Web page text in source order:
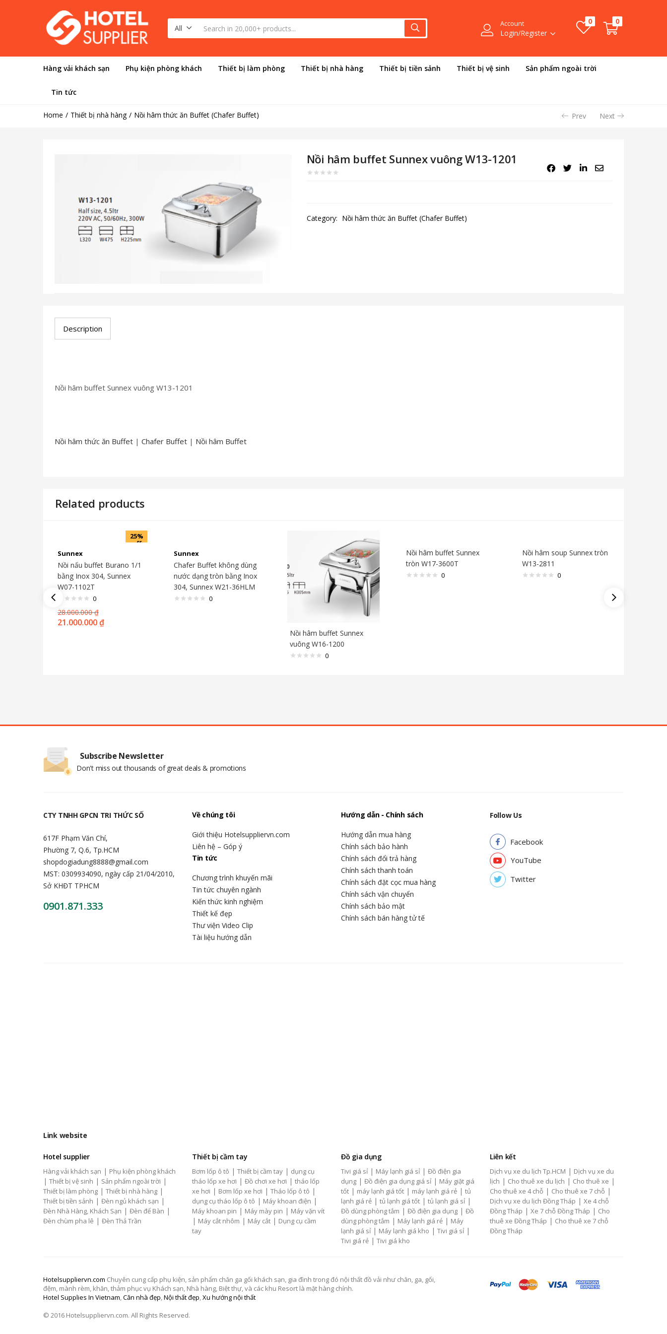
All
Account
Login/Register
0 0
Hàng vải khách sạn Phụ kiện phòng khách Thiết bị làm phòng Thiết bị nhà hàng Thiết bị tiền sảnh Thiết bị vệ sinh Sản phẩm ngoài trời
Tin tức
Home Thiết bị nhà hàng Nồi hâm thức ăn Buffet (Chafer Buffet) Prev Next
Nồi hâm buffet Sunnex vuông W13-1201
Category: Nồi hâm thức ăn Buffet (Chafer Buffet)
Description
Nồi hâm buffet Sunnex vuông W13-1201
Nồi hâm thức ăn Buffet | Chafer Buffet | Nồi hâm Buffet
Related products
25%
off
Sunnex
Nồi nấu buffet Burano 1/1
bằng Inox 304, Sunnex
W07-1102T
0
28.000.000₫
21.000.000₫
Sunnex
Chafer Buffet không dùng
nước dạng tròn bằng Inox
304, Sunnex W21-36HLM
0
Nồi hâm buffet Sunnex
vuông W16-1200
0
Nồi hâm buffet Sunnex
tròn W17-3600T
0
Nồi hâm soup Sunnex tròn
W13-2811
0
Subscribe Newsletter
Don't miss out thousands of great deals & promotions
CTY TNHH GPCN TRI THỨC SỐ
617F Phạm Văn Chí,
Phường 7, Q.6, Tp.HCM
shopdogiadung8888@gmail.com
MST: 0309934090, ngày cấp 21/04/2010,
Sở KHĐT TPHCM
0901.871.333
Về chúng tôi
Giới thiệu Hotelsuppliervn.com
Liên hệ – Góp ý
Tin tức
Chương trình khuyến mãi
Tin tức chuyên ngành
Kiến thức kinh nghiệm
Thiết kế đẹp
Thư viện Video Clip
Tài liệu hướng dẫn
Hướng dẫn - Chính sách
Hướng dẫn mua hàng
Chính sách bảo hành
Chính sách đổi trả hàng
Chính sách thanh toán
Chính sách đặt cọc mua hàng
Chính sách vận chuyển
Chính sách bảo mật
Chính sách bán hàng tử tế
Follow Us
Facebook
YouTube
Twitter
Link website
Hotel supplier
Hàng vải khách sạn | Phụ kiện phòng khách
| Thiết bị vệ sinh | Sản phẩm ngoài trời |
Thiết bị làm phòng | Thiết bị nhà hàng |
Thiết bị tiền sảnh | Đèn ngủ khách sạn |
Đèn Nhà Hàng, Khách Sạn | Đèn để Bàn |
Đèn chùm pha lê | Đèn Thả Trần
Thiết bị cầm tay
Bơm lốp ô tô | Thiết bị cầm tay | dụng cụ
tháo lốp xe hơi | Đồ chơi xe hơi | tháo lốp
xe hơi | Bơm lốp xe hơi | Tháo lốp ô tô |
dụng cụ tháo lốp ô tô | Máy khoan điện |
Máy khoan pin | Máy mày pin | Máy vặn vít
| Máy cắt nhôm | Máy cắt | Dụng cụ cầm
tay
Đồ gia dụng
Tivi giá sỉ | Máy lạnh giá sỉ | Đồ điện gia
dụng | Đồ điện gia dụng giá sỉ | Máy giặt giá
tốt | máy lạnh giá tốt | máy lạnh giá rẻ | tủ
lạnh giá rẻ | tủ lạnh giá tốt | tủ lạnh giá sỉ |
Đồ dùng phòng tắm | Đồ điện gia dụng | Đồ
dùng phòng tắm | Máy lạnh giá rẻ | Máy
lạnh giá sỉ | Máy lạnh giá kho | Tivi giá sỉ |
Tivi giá rẻ | Tivi giá kho
Liên kết
Dịch vụ xe du lịch Tp.HCM | Dịch vụ xe du
lịch | Cho thuê xe du lịch | Cho thuê xe |
Cho thuê xe 4 chỗ | Cho thuê xe 7 chỗ |
Dịch vụ xe du lịch Đồng Tháp | Xe 4 chỗ
Đồng Tháp | Xe 7 chỗ Đồng Tháp | Cho
thuê xe Đồng Tháp | Cho thuê xe 7 chỗ
Đồng Tháp
Hotelsuppliervn.com Chuyên cung cấp phụ kiện, sản phẩm chăn ga gối khách sạn, gia đình trong đó nội thất đồ vải như chăn, ga, gối,
đệm, mành rèm, khăn, thảm phục vụ Khách sạn, Nhà hàng, Biệt thự, và các khu Resort là mặt hàng chính.
Hotel Supplies In Vietnam,Căn nhà đẹp,Nội thất đẹp,Xu hướng nội thất
© 2016 Hotelsuppliervn.com. All Rights Reserved.